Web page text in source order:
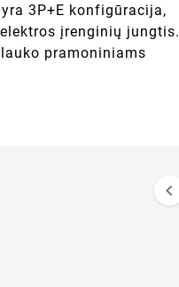
3P+E konfigūracija,
įrenginių jungtis.
pramoniniams
